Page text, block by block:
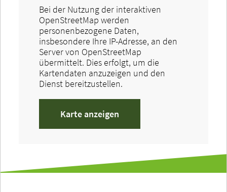
Bei der Nutzung der interaktiven
OpenStreetMap werden
personenbezogene Daten,
insbesondere Ihre IP-Adresse, an den
Server von OpenStreetMap
übermittelt. Dies erfolgt, um die
Kartendaten anzuzeigen und den
Dienst bereitzustellen.
Karte anzeigen